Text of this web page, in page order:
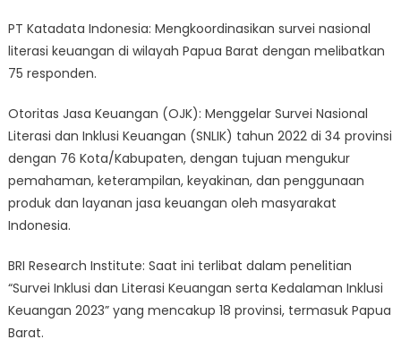
PT Katadata Indonesia: Mengkoordinasikan survei nasional
literasi keuangan di wilayah Papua Barat dengan melibatkan
75 responden.
Otoritas Jasa Keuangan (OJK): Menggelar Survei Nasional
Literasi dan Inklusi Keuangan (SNLIK) tahun 2022 di 34 provinsi
dengan 76 Kota/Kabupaten, dengan tujuan mengukur
pemahaman, keterampilan, keyakinan, dan penggunaan
produk dan layanan jasa keuangan oleh masyarakat
Indonesia.
BRI Research Institute: Saat ini terlibat dalam penelitian
“Survei Inklusi dan Literasi Keuangan serta Kedalaman Inklusi
Keuangan 2023” yang mencakup 18 provinsi, termasuk Papua
Barat.